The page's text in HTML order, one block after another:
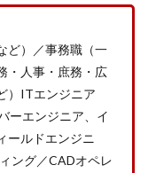
ど）／事務職（一
・人事・庶務・広
）ITエンジニア
ーエンジニア、イ
ールドエンジニ
ング／CADオペレ